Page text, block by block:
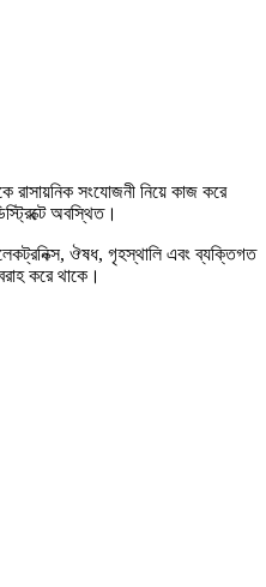
রাসায়নিক সংযোজনী নিয়ে কাজ করে
অবস্থিত।
ঔষধ, গৃহস্থালি এবং ব্যক্তিগত
করে থাকে।